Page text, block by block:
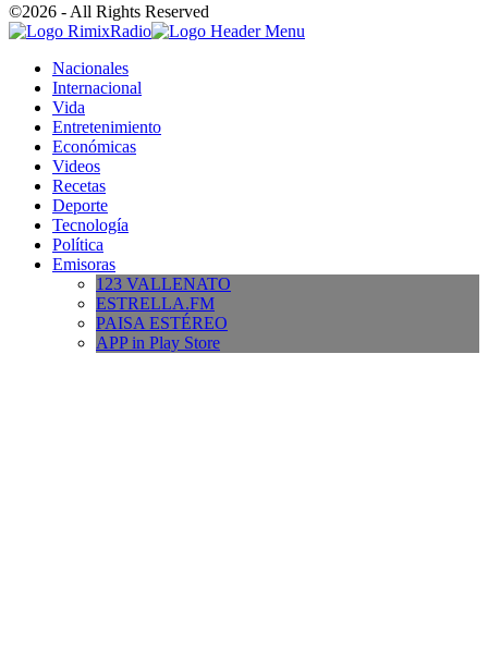
©2026 - All Rights Reserved
Nacionales
Internacional
Vida
Entretenimiento
Económicas
Videos
Recetas
Deporte
Tecnología
Política
Emisoras
123 VALLENATO
ESTRELLA.FM
PAISA ESTÉREO
APP in Play Store